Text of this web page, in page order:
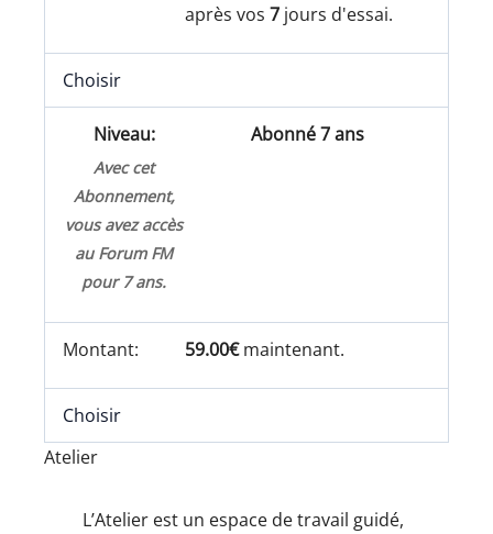
après vos7 jours d'essai.
Choisir
Abonné 7 ans
Avec cet
Abonnement,
vous avez accès
au Forum FM
pour 7 ans.
59.00€maintenant.
Choisir
Atelier
L’Atelier est un espace de travail guidé,